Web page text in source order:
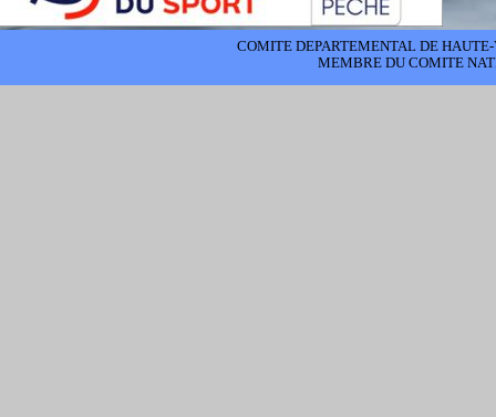
COMITE DEPARTEMENTAL DE
MEMBRE DU COMITE